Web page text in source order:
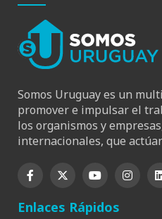
Somos Uruguay es un
promover e impulsar el
los organismos y
internacionales, que
Enlaces Rápidos